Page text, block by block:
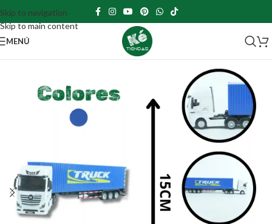
Skip to navigation
Skip to main content
MENÚ